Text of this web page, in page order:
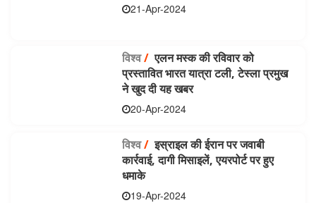
21-Apr-2024
विश्व/एलन मस्क की रविवार को
प्रस्तावित भारत यात्रा टली, टेस्ला प्रमुख
ने खुद दी यह खबर
20-Apr-2024
विश्व/इस्राइल की ईरान पर जवाबी
कार्रवाई, दागी मिसाइलें, एयरपोर्ट पर हुए
धमाके
19-Apr-2024